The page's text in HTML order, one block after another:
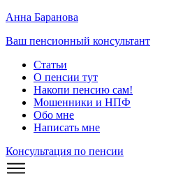
Анна Баранова
Ваш пенсионный консультант
Статьи
О пенсии тут
Накопи пенсию сам!
Мошенники и НПФ
Обо мне
Написать мне
Консультация по пенсии